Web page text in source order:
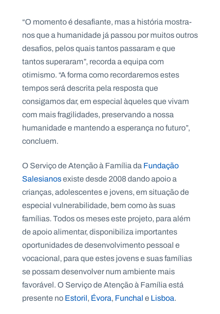
“O momento é desafiante, mas a história mostra-
nos que a humanidade já passou por muitos outros
desafios, pelos quais tantos passaram e que
tantos superaram”, recorda a equipa com
otimismo. “A forma como recordaremos estes
tempos será descrita pela resposta que
consigamos dar, em especial àqueles que vivam
com mais fragilidades, preservando a nossa
humanidade e mantendo a esperança no futuro”,
concluem.
O Serviço de Atenção à Família daFundação
Salesianosexiste desde 2008 dando apoio a
crianças, adolescentes e jovens, em situação de
especial vulnerabilidade, bem como às suas
famílias. Todos os meses este projeto, para além
de apoio alimentar, disponibiliza importantes
oportunidades de desenvolvimento pessoal e
vocacional, para que estes jovens e suas famílias
se possam desenvolver num ambiente mais
favorável. O Serviço de Atenção à Família está
presente noEstoril, Évora, Funchale Lisboa.